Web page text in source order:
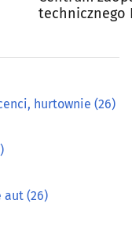
technicznego
hurtownie (26)
aut (26)